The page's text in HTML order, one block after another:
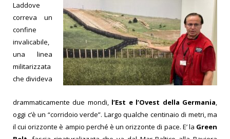
Laddove
correva un
confine
invalicabile,
una linea
militarizzata
che divideva
drammaticamente due mondi, l’Est e l’Ovest della Germania,
oggi c’è un “corridoio verde”. Largo qualche centinaio di metri, ma
il cui orizzonte è ampio perché è un orizzonte di pace. E’ la Green